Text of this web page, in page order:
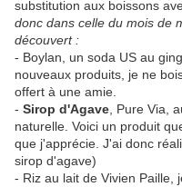
substitution aux boissons
donc dans celle du mois de
découvert :
- Boylan, un soda US au
nouveaux produits, je ne
offert à une amie.
- Sirop d'Agave , Pure Via,
naturelle. Voici un produit
que j'apprécie. J'ai donc
sirop d'agave)
- Riz au lait de Vivien Paille,